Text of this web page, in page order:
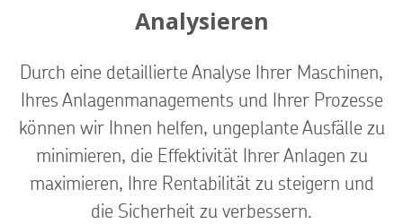
Analysieren
Durch eine detaillierte Analyse Ihrer Maschinen,
Ihres Anlagenmanagements und Ihrer Prozesse
können wir Ihnen helfen, ungeplante Ausfälle zu
minimieren, die Effektivität Ihrer Anlagen zu
maximieren, Ihre Rentabilität zu steigern und
die Sicherheit zu verbessern.